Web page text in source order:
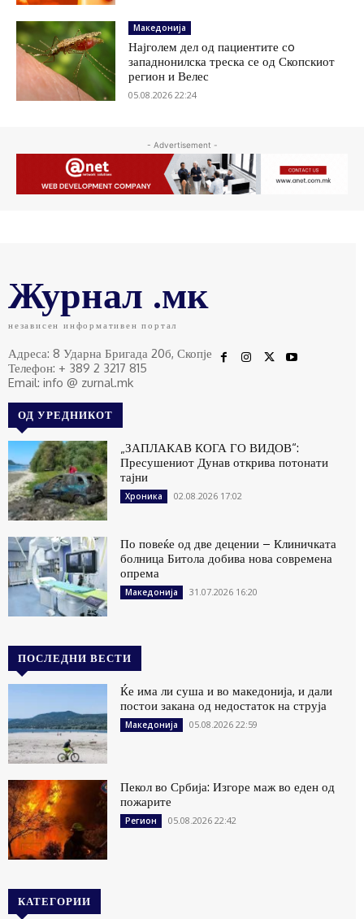
Македонија
Најголем дел од пациентите сo
западнонилска треска се од Скопскиот
регион и Велес
05.08.2026 22:24
- Advertisement -
Журнал .мк
независен информативен портал
Адреса: 8 Ударна Бригада 20б, Скопје
Телефон: + 389 2 3217 815
Email: info @ zurnal.mk
ОД УРЕДНИКОТ
„ЗАПЛАКАВ КОГА ГО ВИДОВ“:
Пресушениот Дунав открива потонати
тајни
Хроника 02.08.2026 17:02
По повеќе од две децении – Клиничката
болница Битола добива нова современа
опрема
Македонија 31.07.2026 16:20
ПОСЛЕДНИ ВЕСТИ
Ќе има ли суша и во македонија, и дали
постои закана од недостаток на струја
Македонија 05.08.2026 22:59
Пекол во Србија: Изгоре маж во еден од
пожарите
Регион 05.08.2026 22:42
КАТЕГОРИИ